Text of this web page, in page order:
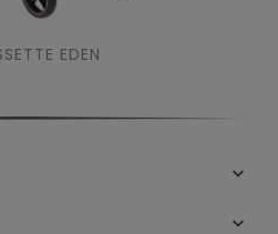
EDEN

